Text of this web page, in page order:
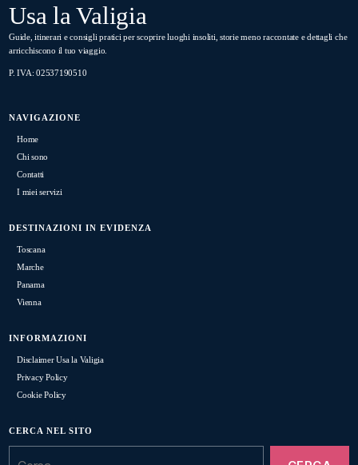
Usa la Valigia
Guide, itinerari e consigli pratici per scoprire luoghi insoliti, storie meno raccontate e dettagli che
arricchiscono il tuo viaggio.
P. IVA: 02537190510
NAVIGAZIONE
Home
Chi sono
Contatti
I miei servizi
DESTINAZIONI IN EVIDENZA
Toscana
Marche
Panama
Vienna
INFORMAZIONI
Disclaimer Usa la Valigia
Privacy Policy
Cookie Policy
CERCA NEL SITO